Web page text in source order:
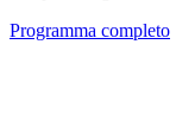
Programma completo